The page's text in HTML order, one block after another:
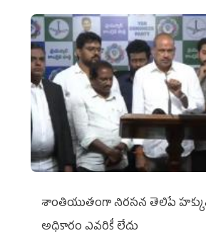
శాంతియుతంగా నిరసన తెలిపే
అధికారం ఎవరికీ లేదు